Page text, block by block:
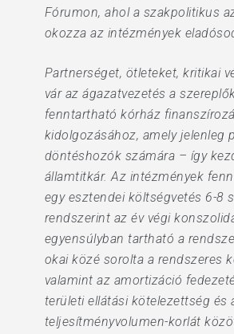
Fórumon, ahol a szakpolitikus
okozza az intézmények
Partnerséget, ötleteket, kritikai
vár az ágazatvezetés a
fenntartható kórház
kidolgozásához, amely jelenleg
döntéshozók számára – így
államtitkár. Az intézmények
egy esztendei költségvetés 6-8
rendszerint az év végi
egyensúlyban tartható a
okai közé sorolta a rendszeres
valamint az amortizáció
területi ellátási kötelezettség és
teljesítményvolumen-korlát